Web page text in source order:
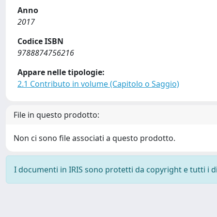
Anno
2017
Codice ISBN
9788874756216
Appare nelle tipologie:
2.1 Contributo in volume (Capitolo o Saggio)
File in questo prodotto:
Non ci sono file associati a questo prodotto.
I documenti in IRIS sono protetti da copyright e tutti i